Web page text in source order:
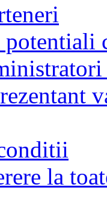
potentiali
la